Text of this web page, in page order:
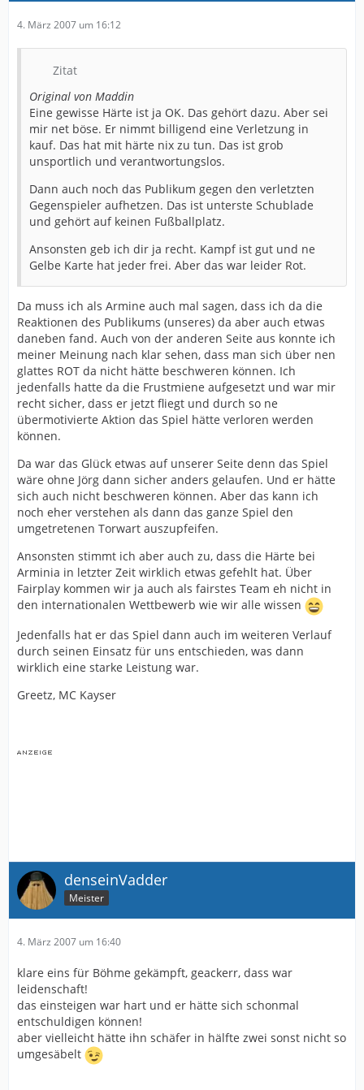
4. März 2007 um 16:12
Zitat
Original von Maddin
Eine gewisse Härte ist ja OK. Das gehört dazu. Aber sei
mir net böse. Er nimmt billigend eine Verletzung in
kauf. Das hat mit härte nix zu tun. Das ist grob
unsportlich und verantwortungslos.
Dann auch noch das Publikum gegen den verletzten
Gegenspieler aufhetzen. Das ist unterste Schublade
und gehört auf keinen Fußballplatz.
Ansonsten geb ich dir ja recht. Kampf ist gut und ne
Gelbe Karte hat jeder frei. Aber das war leider Rot.
Da muss ich als Armine auch mal sagen, dass ich da die
Reaktionen des Publikums (unseres) da aber auch etwas
daneben fand. Auch von der anderen Seite aus konnte ich
meiner Meinung nach klar sehen, dass man sich über nen
glattes ROT da nicht hätte beschweren können. Ich
jedenfalls hatte da die Frustmiene aufgesetzt und war mir
recht sicher, dass er jetzt fliegt und durch so ne
übermotivierte Aktion das Spiel hätte verloren werden
können.
Da war das Glück etwas auf unserer Seite denn das Spiel
wäre ohne Jörg dann sicher anders gelaufen. Und er hätte
sich auch nicht beschweren können. Aber das kann ich
noch eher verstehen als dann das ganze Spiel den
umgetretenen Torwart auszupfeifen.
Ansonsten stimmt ich aber auch zu, dass die Härte bei
Arminia in letzter Zeit wirklich etwas gefehlt hat. Über
Fairplay kommen wir ja auch als fairstes Team eh nicht in
den internationalen Wettbewerb wie wir alle wissen
Jedenfalls hat er das Spiel dann auch im weiteren Verlauf
durch seinen Einsatz für uns entschieden, was dann
wirklich eine starke Leistung war.
Greetz, MC Kayser
denseinVadder
Meister
4. März 2007 um 16:40
klare eins für Böhme gekämpft, geackerr, dass war
leidenschaft!
das einsteigen war hart und er hätte sich schonmal
entschuldigen können!
aber vielleicht hätte ihn schäfer in hälfte zwei sonst nicht so
umgesäbelt